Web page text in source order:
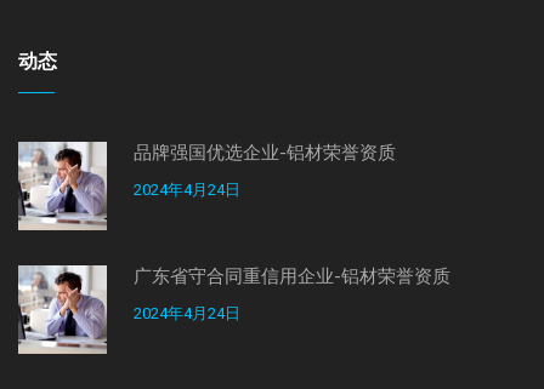
动态
品牌强国优选企业-铝材荣誉资质
2024年4月24日
广东省守合同重信用企业-铝材荣誉资质
2024年4月24日